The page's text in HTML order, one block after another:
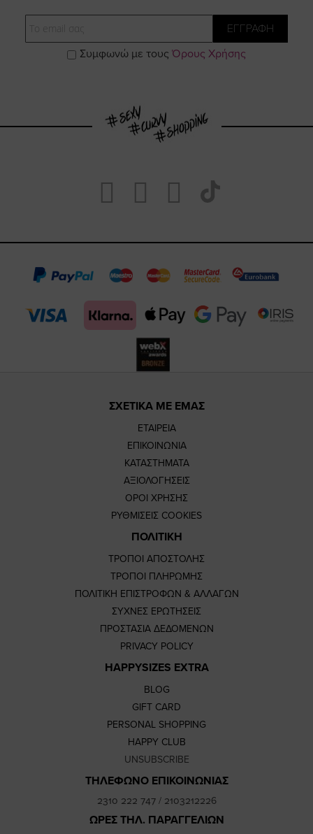
ΕΓΓΡΑΦΗ
Συμφωνώ με τους Όρους Χρήσης
Visit
https://
page
Visit
https://
page
Visit
https://
page
our
TikTok
page
ΣΧΕΤΙΚΑ ΜΕ ΕΜΑΣ
ΕΤΑΙΡΕΙΑ
ΕΠΙΚΟΙΝΩΝΙΑ
ΚΑΤΑΣΤΗΜΑΤΑ
ΑΞΙΟΛΟΓΗΣΕΙΣ
ΟΡΟΙ ΧΡΗΣΗΣ
ΡΥΘΜΙΣΕΙΣ COOKIES
ΠΟΛΙΤΙΚΗ
ΤΡΟΠΟΙ ΑΠΟΣΤΟΛΗΣ
ΤΡΟΠΟΙ ΠΛΗΡΩΜΗΣ
ΠΟΛΙΤΙΚΗ ΕΠΙΣΤΡΟΦΩΝ & ΑΛΛΑΓΩΝ
ΣΥΧΝΕΣ ΕΡΩΤΗΣΕΙΣ
ΠΡΟΣΤΑΣΙΑ ΔΕΔΟΜΕΝΩΝ
PRIVACY POLICY
HAPPYSIZES EXTRA
BLOG
GIFT CARD
PERSONAL SHOPPING
HAPPY CLUB
UNSUBSCRIBE
ΤΗΛΕΦΩΝΟ ΕΠΙΚΟΙΝΩΝΙΑΣ
2310 222 747/ 2103212226
ΩΡΕΣ ΤΗΛ. ΠΑΡΑΓΓΕΛΙΩΝ